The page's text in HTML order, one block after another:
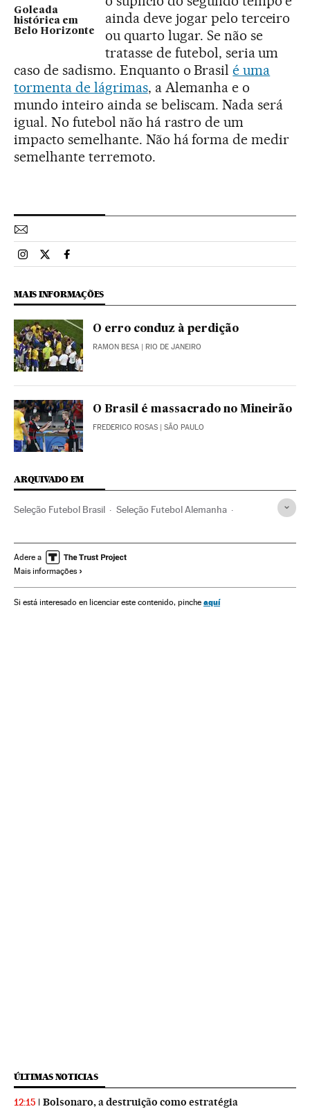
Goleada
histórica em
Belo Horizonte
ainda deve jogar pelo terceiro
ou quarto lugar. Se não se
tratasse de futebol, seria um
caso de sadismo. Enquanto o Brasilé uma
tormenta de lágrimas, a Alemanha e o
mundo inteiro ainda se beliscam. Nada será
igual. No futebol não há rastro de um
impacto semelhante. Não há forma de medir
semelhante terremoto.
Esportes El País Brasil en Instagram
Esportes El País Brasil en Twitter
Esportes El País Brasil en Facebook
MAIS INFORMAÇÕES
O erro conduz à perdição
RAMON BESA | RIO DE JANEIRO
O Brasil é massacrado no Mineirão
FREDERICO ROSAS | SÃO PAULO
ARQUIVADO EM
Seleção Futebol Brasil Seleção Futebol Alemanha
Fase final Copa do Mundo Futebol
Futebol Campeonato mundial
Selección alemana Seleções esportivas Esportes
Adere a
Mais informações
Si está interesado en licenciar este contenido, pinche aquí
ÚLTIMAS NOTICIAS
12:15 Bolsonaro, a destruição como estratégia